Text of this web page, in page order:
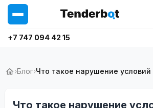
+7 747 094 42 15
›Блог›Что такое нарушение
Что такое нарушение